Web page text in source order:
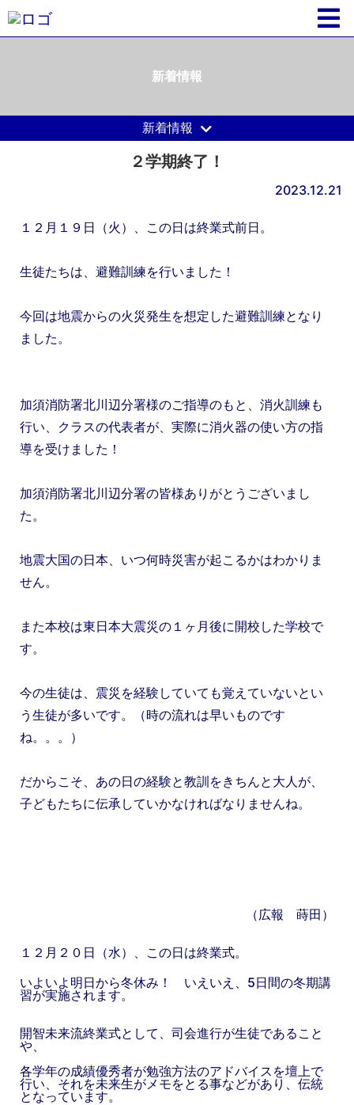
新着情報
新着情報
２学期終了！
2023.12.21
１２月１９日（火）、この日は終業式前日。
生徒たちは、避難訓練を行いました！
今回は地震からの火災発生を想定した避難訓練となり
ました。
加須消防署北川辺分署様のご指導のもと、消火訓練も
行い、クラスの代表者が、実際に消火器の使い方の指
導を受けました！
加須消防署北川辺分署の皆様ありがとうございまし
た。
地震大国の日本、いつ何時災害が起こるかはわかりま
せん。
また本校は東日本大震災の１ヶ月後に開校した学校で
す。
今の生徒は、震災を経験していても覚えていないとい
う生徒が多いです。（時の流れは早いものです
ね。。。）
だからこそ、あの日の経験と教訓をきちんと大人が、
子どもたちに伝承していかなければなりませんね。
（広報 蒔田）
１２月２０日（水）、この日は終業式。
いよいよ明日から冬休み！ いえいえ、5日間の冬期講
習が実施されます。
開智未来流終業式として、司会進行が生徒であること
や、
各学年の成績優秀者が勉強方法のアドバイスを壇上で
行い、それを未来生がメモをとる事などがあり、伝統
となっています。